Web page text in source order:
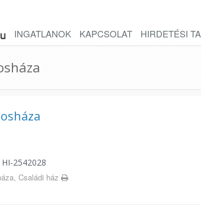
INGATLANOK KAPCSOLAT HIRDETÉSI
2542028
Családi ház